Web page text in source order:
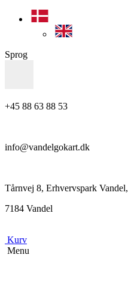
Sprog
+45 88 63 88 53
info@vandelgokart.dk
Tårnvej 8, Erhvervspark Vandel,
7184 Vandel
Kurv
Menu